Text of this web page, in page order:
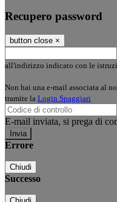
Recupero password
button close ×
all'indirizzo indicato con le
Non hai una e-mail associata al
tramite la Login Spaggiari
E-mail inviata, si prega di
Errore
Chiudi
Successo